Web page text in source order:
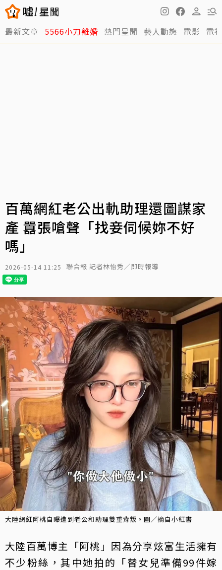
最新文章 5566小刀離婚 熱門星聞 藝人動態 電影 電
百萬網紅老公出軌助理還圖謀家
產 囂張嗆聲「找妾伺候妳不好
嗎」
2026-05-14 11:25 聯合報 記者林怡秀／即時報導
大陸網紅阿桃自曝遭到老公和助理雙重背叛。圖／摘自小紅書
大陸百萬博主「阿桃」因為分享炫富生活擁有
不少粉絲，其中她拍的「替女兒準備99件嫁